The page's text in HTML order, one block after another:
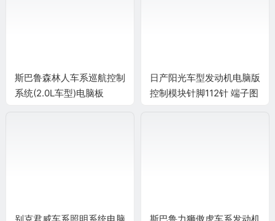
斯巴鲁森林人车系巡航控制
系统(2.0L车型)电脑板
日产阳光车型发动机电脑版
控制模块针脚112针 端子图